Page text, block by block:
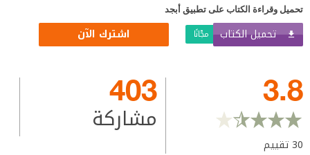
تحميل وقراءة الكتاب على تطبيق أبجد
تحميل الكتاب مجّانًا اشترك الآن
3.8
30تقييم
403
مشاركة